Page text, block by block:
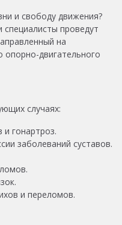
и свободу движения?
проведут
на
опорно-двигательного
случаях:
и гонартроз.
заболеваний суставов.
и переломов.